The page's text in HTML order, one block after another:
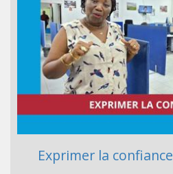
Exprimer la confiance